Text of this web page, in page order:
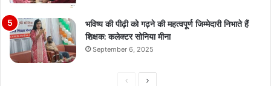
भविष्य की पीढ़ी को गढ़ने की महत्वपूर्ण जिम्मेदारी निभाते हैं
शिक्षक: कलेक्टर सोनिया मीना
September 6, 2025
PreviousNext